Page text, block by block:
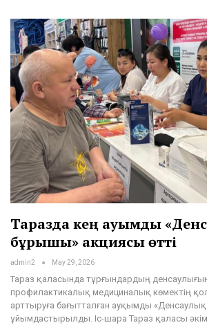
Таразда кең ауқымды
бұрышы» акциясы өтті
admin2 May 29, 2026
Тараз қаласында тұрғындардың
профилактикалық медициналық көмектің
арттыруға бағытталған ауқымды
ұйымдастырылды. Іс-шара Тараз қаласы